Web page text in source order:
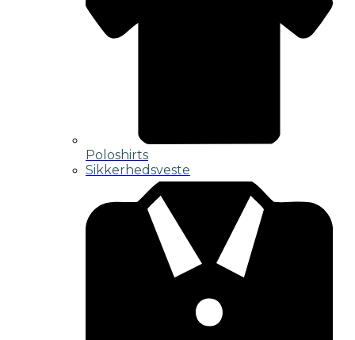
Poloshirts
Sikkerhedsveste